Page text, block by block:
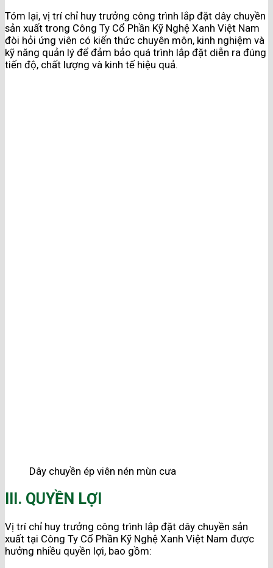
Tóm lại, vị trí chỉ huy trưởng công trình lắp đặt dây chuyền
sản xuất trong Công Ty Cổ Phần Kỹ Nghệ Xanh Việt Nam
đòi hỏi ứng viên có kiến thức chuyên môn, kinh nghiệm và
kỹ năng quản lý để đảm bảo quá trình lắp đặt diễn ra đúng
tiến độ, chất lượng và kinh tế hiệu quả.
Dây chuyền ép viên nén mùn cưa
III. QUYỀN LỢI
Vị trí chỉ huy trưởng công trình lắp đặt dây chuyền sản
xuất tại Công Ty Cổ Phần Kỹ Nghệ Xanh Việt Nam được
hưởng nhiều quyền lợi, bao gồm: